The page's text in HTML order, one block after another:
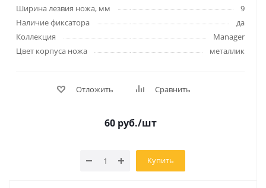
Ширина лезвия ножа, мм
9
Наличие фиксатора
да
Коллекция
Manager
Цвет корпуса ножа
металлик
Отложить Сравнить
60 руб./шт
Купить